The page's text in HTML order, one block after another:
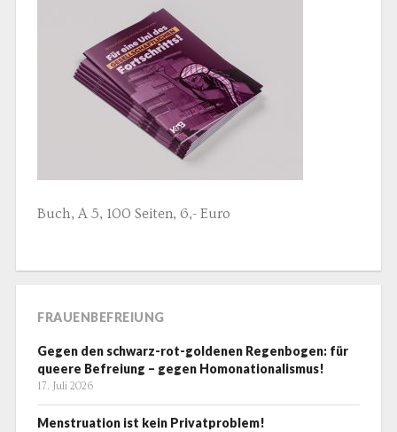
Buch, A 5, 100 Seiten, 6,- Euro
FRAUENBEFREIUNG
Gegen den schwarz-rot-goldenen Regenbogen: für
queere Befreiung – gegen Homonationalismus!
17. Juli 2026
Menstruation ist kein Privatproblem!